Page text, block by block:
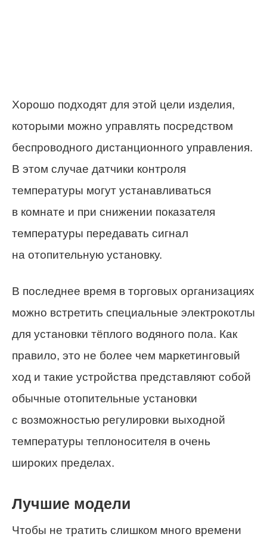
Хорошо подходят для этой цели изделия,
которыми можно управлять посредством
беспроводного дистанционного управления.
В этом случае датчики контроля
температуры могут устанавливаться
в комнате и при снижении показателя
температуры передавать сигнал
на отопительную установку.
В последнее время в торговых организациях
можно встретить специальные электрокотлы
для установки тёплого водяного пола. Как
правило, это не более чем маркетинговый
ход и такие устройства представляют собой
обычные отопительные установки
с возможностью регулировки выходной
температуры теплоносителя в очень
широких пределах.
Лучшие модели
Чтобы не тратить слишком много времени